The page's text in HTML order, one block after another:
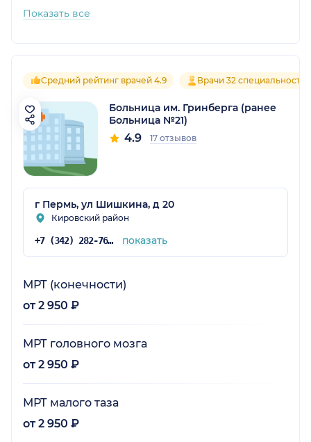
Показать все
Средний рейтинг врачей 4.9 Врачи 32 специальностей
Больница им. Гринберга (ранее
Больница №21)
4.9 17 отзывов
г Пермь, ул Шишкина, д 20
Кировский район
+7 (342) 282-76-61 показать
МРТ (конечности)
от 2 950 ₽
МРТ головного мозга
от 2 950 ₽
МРТ малого таза
от 2 950 ₽